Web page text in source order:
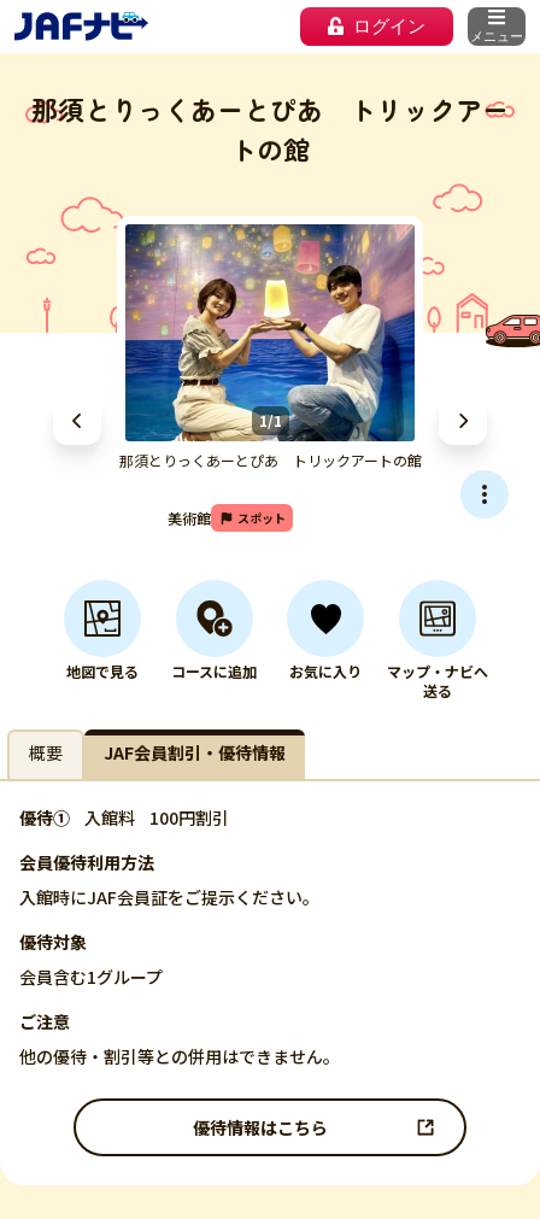
ログイン メニュー
那須とりっくあーとぴあ トリックアー
トの館
1/1
那須とりっくあーとぴあ トリックアートの館
美術館 スポット
地図で見る コースに追加 お気に入り
マップ・ナビへ
送る
概要 JAF会員割引・優待情報
優待① 入館料
100円割引
会員優待利用方法
入館時にJAF会員証をご提示ください。
優待対象
会員含む1グループ
ご注意
他の優待・割引等との併用はできません。
優待情報はこちら